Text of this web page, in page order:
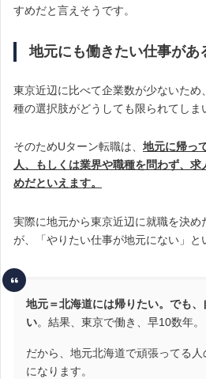
すめだと言えそうです。
地元にも働きたい仕事があ
東京近辺に比べて企業数が少ないた
種の選択肢がどうしても限られてしま
そのためUターン転職は、 地元に帰っ
人、もしくは業界や職種を問わず、
めだといえます。
実際に地元から東京近辺に就職を決
が、「やりたい仕事が地元にない」と
地元＝北海道には帰りたい。でも
い。結果、東京で働き、早10数年。
だから、地元北海道で頑張ってる
になります。